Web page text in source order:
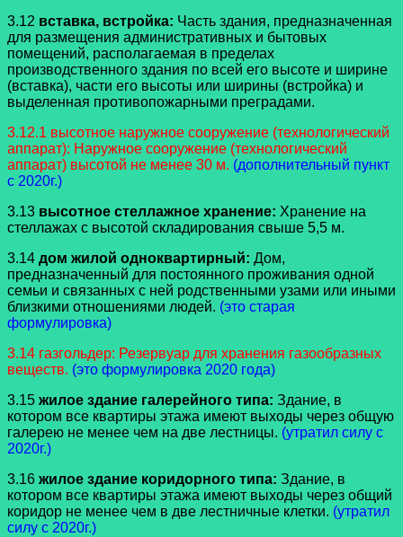
3.12 вставка, встройка: Часть здания, предназначенная
для размещения административных и бытовых
помещений, располагаемая в пределах
производственного здания по всей его высоте и ширине
(вставка), части его высоты или ширины (встройка) и
выделенная противопожарными преградами.
3.12.1 высотное наружное сооружение (технологический
аппарат): Наружное сооружение (технологический
аппарат) высотой не менее 30 м. (дополнительный пункт
с 2020г.)
3.13 высотное стеллажное хранение: Хранение на
стеллажах с высотой складирования свыше 5,5 м.
3.14 дом жилой одноквартирный: Дом,
предназначенный для постоянного проживания одной
семьи и связанных с ней родственными узами или иными
близкими отношениями людей. (это старая
формулировка)
3.14 газгольдер: Резервуар для хранения газообразных
веществ. (это формулировка 2020 года)
3.15 жилое здание галерейного типа: Здание, в
котором все квартиры этажа имеют выходы через общую
галерею не менее чем на две лестницы. (утратил силу с
2020г.)
3.16 жилое здание коридорного типа: Здание, в
котором все квартиры этажа имеют выходы через общий
коридор не менее чем в две лестничные клетки. (утратил
силу с 2020г.)